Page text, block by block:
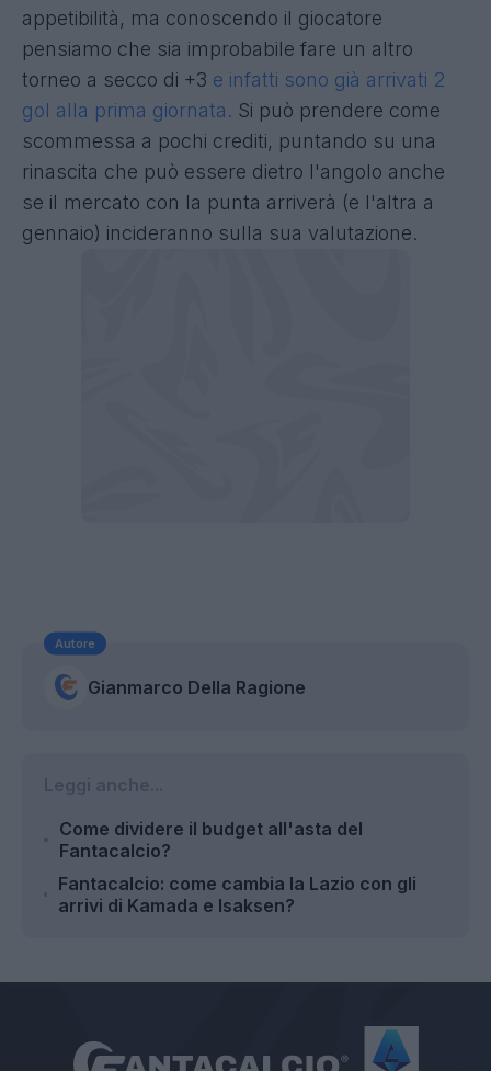
appetibilità, ma conoscendo il giocatore
pensiamo che sia improbabile fare un altro
torneo a secco di +3 e infatti sono già arrivati 2
gol alla prima giornata. Si può prendere come
scommessa a pochi crediti, puntando su una
rinascita che può essere dietro l'angolo anche
se il mercato con la punta arriverà (e l'altra a
gennaio) incideranno sulla sua valutazione.
Autore
Gianmarco Della Ragione
Come dividere il budget all'asta del
Fantacalcio?
Fantacalcio: come cambia la Lazio con gli
arrivi di Kamada e Isaksen?